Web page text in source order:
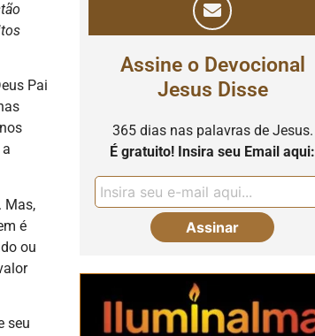
Pai
Mas,
é
ou
seu
Assine o Devocional
Jesus Disse
365 dias nas palavras de Jesus.
É gratuito! Insira seu Email aqui: